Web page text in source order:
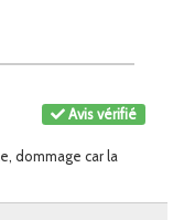
Avis vérifié
dommage car la